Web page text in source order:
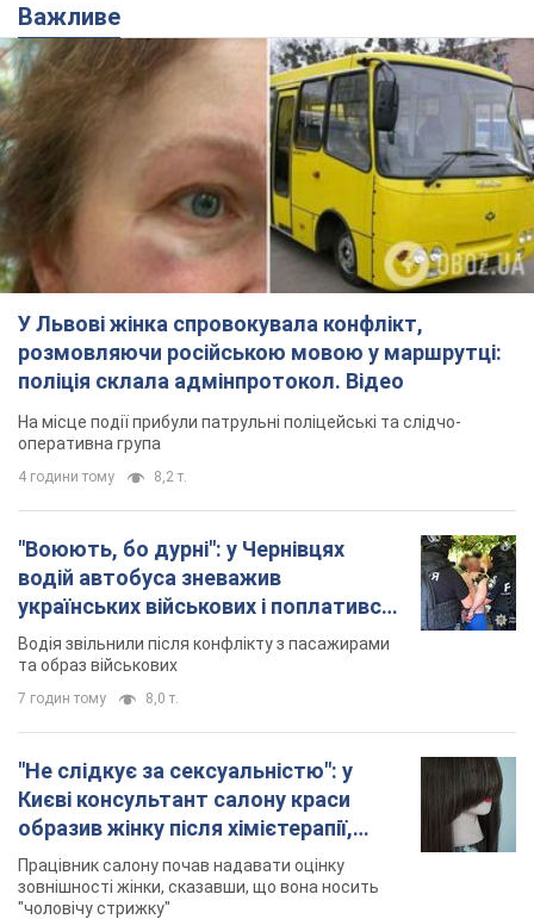
Важливе
У Львові жінка спровокувала конфлікт,
розмовляючи російською мовою у маршрутці:
поліція склала адмінпротокол. Відео
На місце події прибули патрульні поліцейські та слідчо-
оперативна група
4 години тому 8,2 т.
"Воюють, бо дурні": у Чернівцях
водій автобуса зневажив
українських військових і поплатився.
Відео
Водія звільнили після конфлікту з пасажирами
та образ військових
7 годин тому 8,0 т.
"Не слідкує за сексуальністю": у
Києві консультант салону краси
образив жінку після хімієтерапії,
розгорівся скандал. Фото
Працівник салону почав надавати оцінку
зовнішності жінки, сказавши, що вона носить
"чоловічу стрижку"